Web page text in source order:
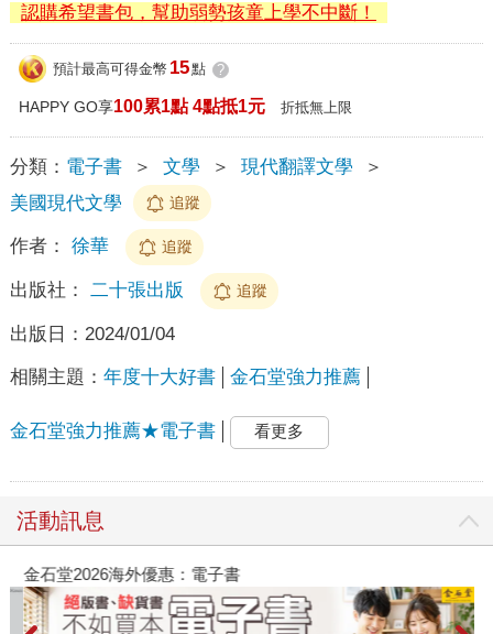
認購希望書包，幫助弱勢孩童上學不中斷！
預計最高可得金幣 15點 ?
HAPPY GO享100累1點 4點抵1元 折抵無上限
分類： 電子書 ＞ 文學 ＞ 現代翻譯文學
＞
美國現代文學
追蹤
作者： 徐華 追蹤
出版社： 二十張出版 追蹤
出版日： 2024/01/04
相關主題： 年度十大好書 金石堂強力推薦
金石堂強力推薦★電子書 看更多
活動訊息
金石堂2026海外優惠：電子書